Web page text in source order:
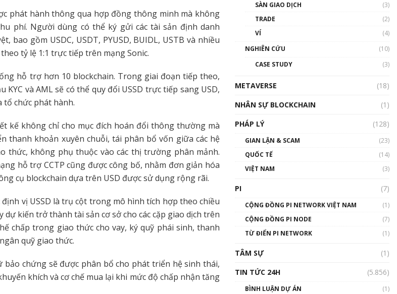
phát hành thông qua hợp đồng thông minh mà không
phí. Người dùng có thể ký gửi các tài sản định danh
bao gồm USDC, USDT, PYUSD, BUIDL, USTB và nhiều
tỷ lệ 1:1 trực tiếp trên mạng Sonic.
hỗ trợ hơn 10 blockchain. Trong giai đoạn tiếp theo,
và AML sẽ có thể quy đổi USSD trực tiếp sang USD,
tổ chức phát hành.
kế không chỉ cho mục đích hoán đổi thông thường mà
thanh khoản xuyên chuỗi, tái phân bổ vốn giữa các hệ
thức, không phụ thuộc vào các thị trường phân mảnh.
hỗ trợ CCTP cũng được công bố, nhằm đơn giản hóa
cụ blockchain dựa trên USD được sử dụng rộng rãi.
định vị USSD là trụ cột trong mô hình tích hợp theo chiều
dự kiến trở thành tài sản cơ sở cho các cặp giao dịch trên
chấp trong giao thức cho vay, ký quỹ phái sinh, thanh
quỹ giao thức.
chứng sẽ được phân bổ cho phát triển hệ sinh thái,
khích và cơ chế mua lại khi mức độ chấp nhận tăng
01:34:46
01:32:59
Talkshow17: Mùa đông
Crypto – Chiếc khăn gió ấm
01:49:30
SÀN GIAO DỊCH
(3)
TRADE
(2)
VÍ
(4)
NGHIÊN CỨU
(10)
CASE STUDY
(3)
METAVERSE
(18)
NHÂN SỰ BLOCKCHAIN
(1)
PHÁP LÝ
(128)
GIAN LẬN & SCAM
(23)
QUỐC TẾ
(14)
VIỆT NAM
(3)
PI (7)
CỘNG ĐỒNG PI NETWORK VIỆT NAM
(1)
CỘNG ĐỒNG PI NODE
(7)
TỪ ĐIỂN PI NETWORK
(1)
TÂM SỰ
(1)
TIN TỨC 24H
(5.856)
BÌNH LUẬN DỰ ÁN
(1)